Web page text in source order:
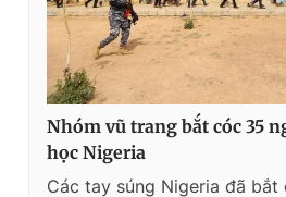
Nhóm vũ trang bắt cóc 35
học Nigeria
Các tay súng Nigeria đã